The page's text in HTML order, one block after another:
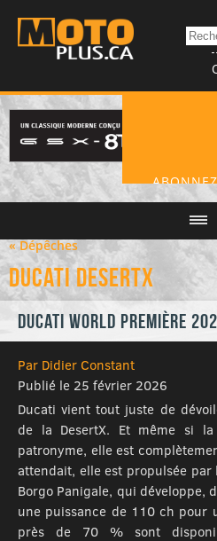
« Dépêches
Ducati DesertX
Ducati World Première
Par Didier Constant
Publié le 25 février 2026
Ducati vient tout juste de
de la DesertX. Et même si
patronyme, elle est
attendait, elle est propulsée
Borgo Panigale, qui développe,
une puissance de 110 ch
près de 70 % sont